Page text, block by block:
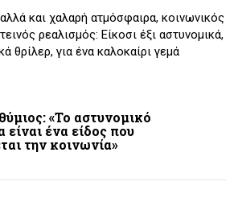
και χαλαρή ατμόσφαιρα, κοινωνικός
ρεαλισμός: Είκοσι έξι αστυνομικά,
θρίλερ, για ένα καλοκαίρι γεμά
«Το αστυνομικό
είναι ένα είδος που
την κοινωνία»